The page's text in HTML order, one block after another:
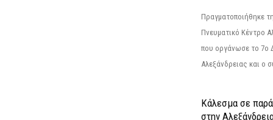
Πραγματοποιήθηκε
Πνευματικό Κέντρο
που οργάνωσε το 7ο
Αλεξάνδρειας και ο
Κάλεσμα σε
στην